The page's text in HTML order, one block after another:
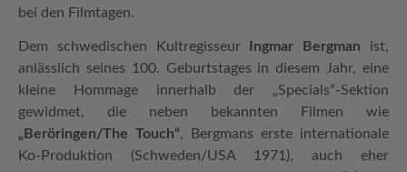
bei den Filmtagen.
Dem schwedischen Kultregisseur Ingmar Bergman ist,
anlässlich seines 100. Geburtstages in diesem Jahr, eine
kleine Hommage innerhalb der „Specials“-Sektion
gewidmet, die neben bekannten Filmen wie
„Beröringen/The Touch“, Bergmans erste internationale
Ko-Produktion (Schweden/USA 1971), auch eher